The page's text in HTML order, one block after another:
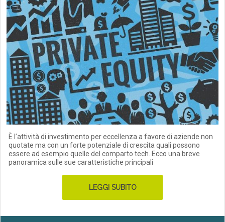
È l’attività di investimento per eccellenza a favore di aziende non
quotate ma con un forte potenziale di crescita quali possono
essere ad esempio quelle del comparto tech. Ecco una breve
panoramica sulle sue caratteristiche principali
LEGGI SUBITO